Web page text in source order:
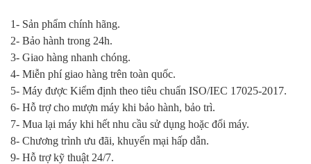
1- Sản phẩm chính hãng.
2- Bảo hành trong 24h.
3- Giao hàng nhanh chóng.
4- Miễn phí giao hàng trên toàn quốc.
5- Máy được Kiểm định theo tiêu chuẩn ISO/IEC 17025-2017.
6- Hỗ trợ cho mượn máy khi bảo hành, bảo trì.
7- Mua lại máy khi hết nhu cầu sử dụng hoặc đổi máy.
8- Chương trình ưu đãi, khuyến mại hấp dẫn.
9- Hỗ trợ kỹ thuật 24/7.